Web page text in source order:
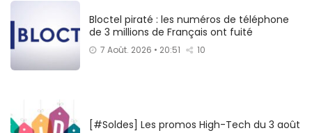
Bloctel piraté : les numéros de téléphone
de 3 millions de Français ont fuité
7 Août. 2026 • 20:51 10
[#Soldes] Les promos High-Tech du 3 août